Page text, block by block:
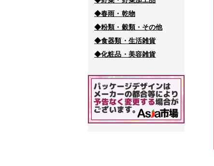
◆春雨・乾物
◆粉類・穀類・その他
◆食器類・生活雑貨
◆化粧品・美容雑貨